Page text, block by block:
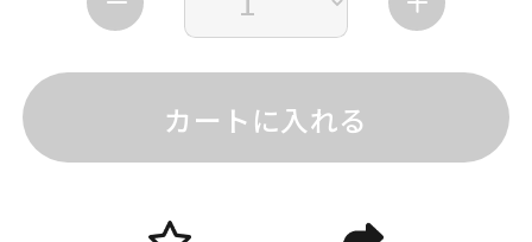
カートに入れる